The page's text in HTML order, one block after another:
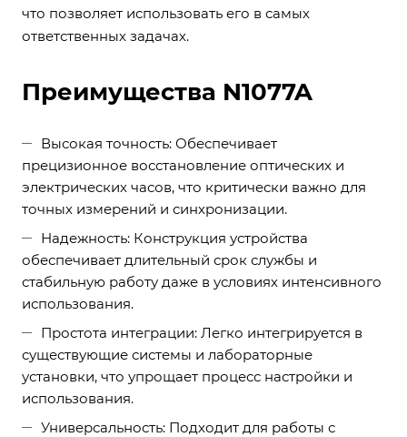
что позволяет использовать его в самых
ответственных задачах.
Преимущества N1077A
Высокая точность: Обеспечивает
прецизионное восстановление оптических и
электрических часов, что критически важно для
точных измерений и синхронизации.
Надежность: Конструкция устройства
обеспечивает длительный срок службы и
стабильную работу даже в условиях интенсивного
использования.
Простота интеграции: Легко интегрируется в
существующие системы и лабораторные
установки, что упрощает процесс настройки и
использования.
Универсальность: Подходит для работы с